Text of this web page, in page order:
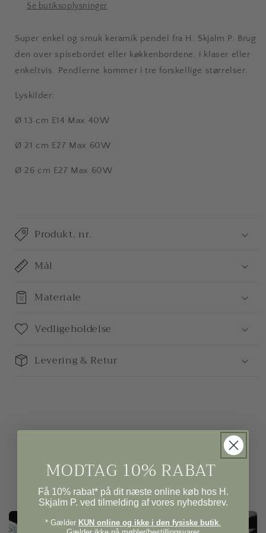
Se butiksoplysninger
Super enkel og smuk keramik pendel fra H. Skjalm P. Brug
den over spisebordet eller køkkenbordene, i klaser eller
enkeltvis. Pendlerne kommer i tre forskellige størrelser.
Lyskilder:
Ø 13 cm E14 Max 40W
Ø 21 cm E27 Max 60W
Ø 26 cm E27 Max 60W
Produkt. nr.
Mål
Materiale
Vedligeholdelse
Levering & Retur
MODTAG 10% RABAT
Få 10% rabat* på dit næste online køb hos H.
Skjalm P. ved tilmelding af vores nyhedsbrev.
* Gælder KUN online og ikke i den fysiske butik